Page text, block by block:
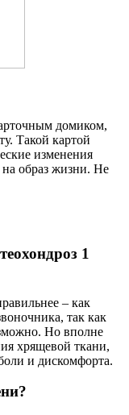
домиком,
Такой картой
изменения
на образ жизни. Не
1
– как
так как
Но вполне
хрящевой ткани,
и дискомфорта.